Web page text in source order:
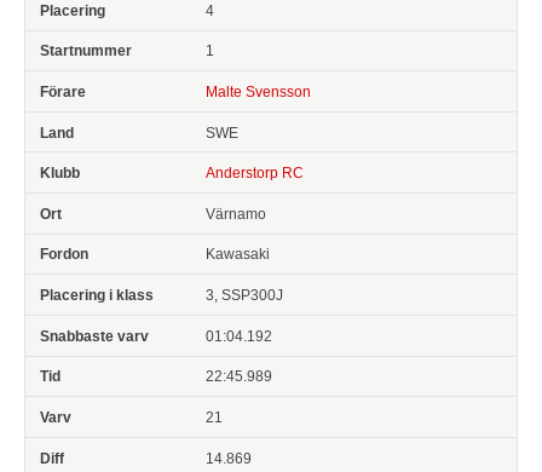
4
1
Malte Svensson
SWE
Anderstorp RC
Värnamo
Kawasaki
3, SSP300J
01:04.192
22:45.989
21
14.869